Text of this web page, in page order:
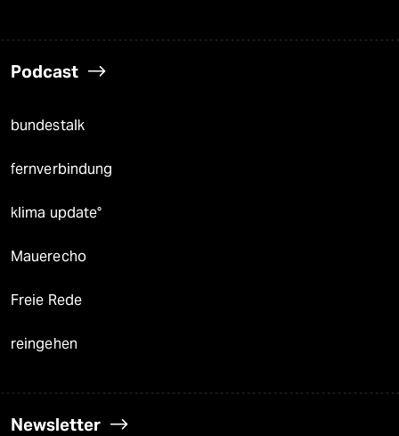
Podcast
bundestalk
fernverbindung
klima update°
Mauerecho
Freie Rede
reingehen
Newsletter